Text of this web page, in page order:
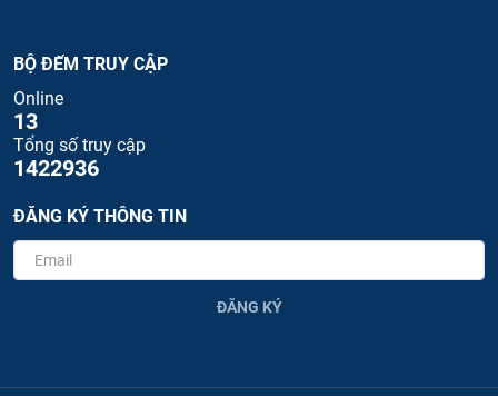
BỘ ĐẾM TRUY CẬP
Online
13
Tổng số truy cập
1422936
ĐĂNG KÝ THÔNG TIN
ĐĂNG KÝ